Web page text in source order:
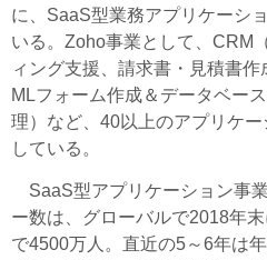
に、SaaS型業務アプリケーシ
いる。Zoho事業として、CRM
ィング支援、請求書・見積書
MLフォーム作成＆データベー
理）など、40以上のアプリケ
している。
SaaS型アプリケーション事
ー数は、グローバルで2018年
で4500万人。直近の5～6年は